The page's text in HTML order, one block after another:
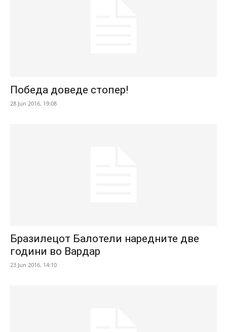
Победа доведе стопер!
28 Jun 2016. 19:08
Бразилецот Балотели наредните две
години во Вардар
23 Jun 2016. 14:10